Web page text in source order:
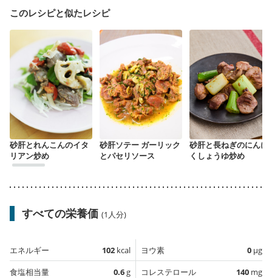
このレシピと似たレシピ
砂肝とれんこんのイタ
リアン炒め
砂肝ソテー ガーリック
とパセリソース
砂肝と長ねぎのにんに
くしょうゆ炒め
すべての栄養価 (1人分)
エネルギー 102 kcal
食塩相当量
0.6g
ヨウ素 0 µg
コレステロール
140 mg